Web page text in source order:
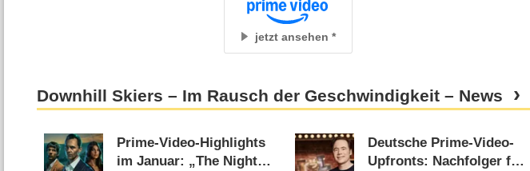
jetzt ansehen
Downhill Skiers – Im Rausch der Geschwindigkeit – News
Prime-Video-Highlights
im Januar: „The Night
Deutsche Prime-Video-
Upfronts: Nachfolger für